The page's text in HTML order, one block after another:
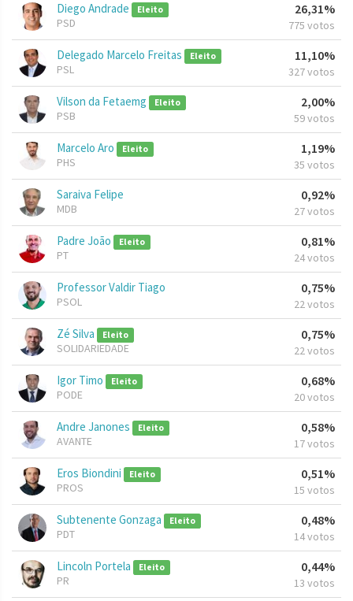
Diego Andrade Eleito
PSD
26,31%
775 votos
Delegado Marcelo Freitas Eleito
PSL
11,10%
327 votos
Vilson da Fetaemg Eleito
PSB
2,00%
59 votos
Marcelo Aro Eleito
PHS
1,19%
35 votos
Saraiva Felipe
MDB
0,92%
27 votos
Padre João Eleito
PT
0,81%
24 votos
Professor Valdir Tiago
PSOL
0,75%
22 votos
Zé Silva Eleito
SOLIDARIEDADE
0,75%
22 votos
Igor Timo Eleito
PODE
0,68%
20 votos
Andre Janones Eleito
AVANTE
0,58%
17 votos
Eros Biondini Eleito
PROS
0,51%
15 votos
Subtenente Gonzaga Eleito
PDT
0,48%
14 votos
Lincoln Portela Eleito
PR
0,44%
13 votos